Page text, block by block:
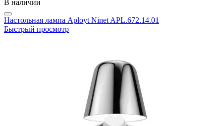
В наличии
Настольная лампа Aployt Ninet APL.672.14.01
Быстрый просмотр